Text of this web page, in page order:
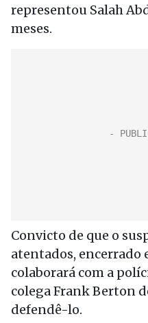
representou Salah
meses.
Convicto de que o
atentados, encerrado
colaborará com a
colega Frank Berton
defendê-lo.